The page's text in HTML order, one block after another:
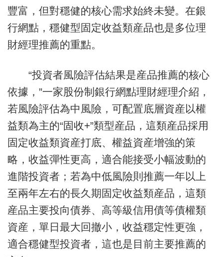
豐富，但對穩健的核心需求始終未變。在銀
行網點，穩健型固定收益類産品也是多位理
財經理推薦的重點。
“投資者風險評估結果是産品推薦的核心
依據，”一家股份制銀行網點理財經理介紹，
若風險評估為中風險，可配置底層資産以權
益類為主的“固收+”類型産品，這類産品採用
固定收益類資産打底、權益資産增強的策
略，收益彈性更高，適合能接受小幅波動的
進階投資者；若為中低風險則推薦一年以上
至兩年左右的長久期固定收益類産品，這類
産品主要投向債券、高等級信用債等債權類
資産，單日最大回撤小，收益穩定性更強，
適合穩健型投資者，這也是目前主要推薦的